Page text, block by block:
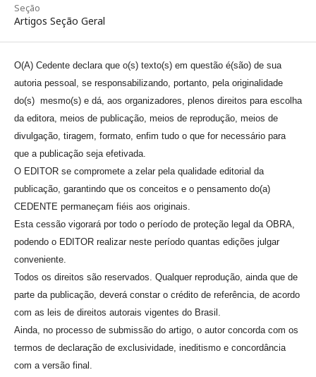
Seção
Artigos Seção Geral
O(A) Cedente declara que o(s) texto(s) em questão é(são) de sua
autoria pessoal, se responsabilizando, portanto, pela originalidade
do(s) mesmo(s) e dá, aos organizadores, plenos direitos para escolha
da editora, meios de publicação, meios de reprodução, meios de
divulgação, tiragem, formato, enfim tudo o que for necessário para
que a publicação seja efetivada.
O EDITOR se compromete a zelar pela qualidade editorial da
publicação, garantindo que os conceitos e o pensamento do(a)
CEDENTE permaneçam fiéis aos originais.
Esta cessão vigorará por todo o período de proteção legal da OBRA,
podendo o EDITOR realizar neste período quantas edições julgar
conveniente.
Todos os direitos são reservados. Qualquer reprodução, ainda que de
parte da publicação, deverá constar o crédito de referência, de acordo
com as leis de direitos autorais vigentes do Brasil.
Ainda, no processo de submissão do artigo, o autor concorda com os
termos de declaração de exclusividade, ineditismo e concordância
com a versão final.